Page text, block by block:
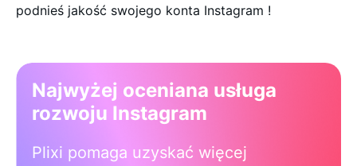
podnieś jakość swojego konta Instagram !
Najwyżej oceniana usługa
rozwoju Instagram
Plixi pomaga uzyskać więcej